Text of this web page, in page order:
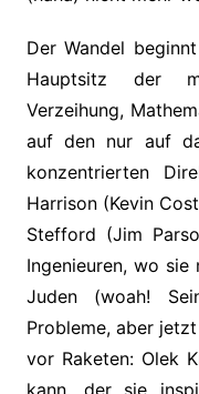
Der Wandel
Hauptsitz der
Verzeihung,
auf den nur auf
konzentrierten
Harrison (Kevin
Stefford (Jim
Ingenieuren, wo
Juden (woah!
Probleme, aber
vor Raketen: Olek